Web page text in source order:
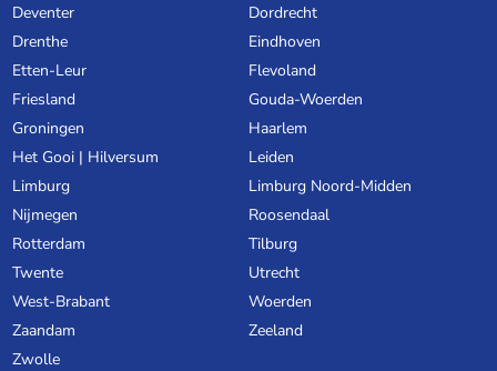
Deventer
Dordrecht
Drenthe
Eindhoven
Etten-Leur
Flevoland
Friesland
Gouda-Woerden
Groningen
Haarlem
Het Gooi | Hilversum
Leiden
Limburg
Limburg Noord-Midden
Nijmegen
Roosendaal
Rotterdam
Tilburg
Twente
Utrecht
West-Brabant
Woerden
Zaandam
Zeeland
Zwolle